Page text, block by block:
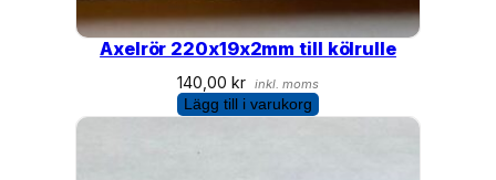
Axelrör 220x19x2mm till kölrulle
140,00 kr inkl. moms
Lägg till i varukorg